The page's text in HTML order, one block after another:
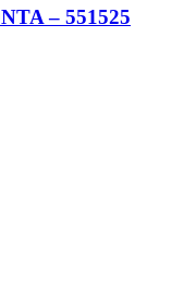
– 551525